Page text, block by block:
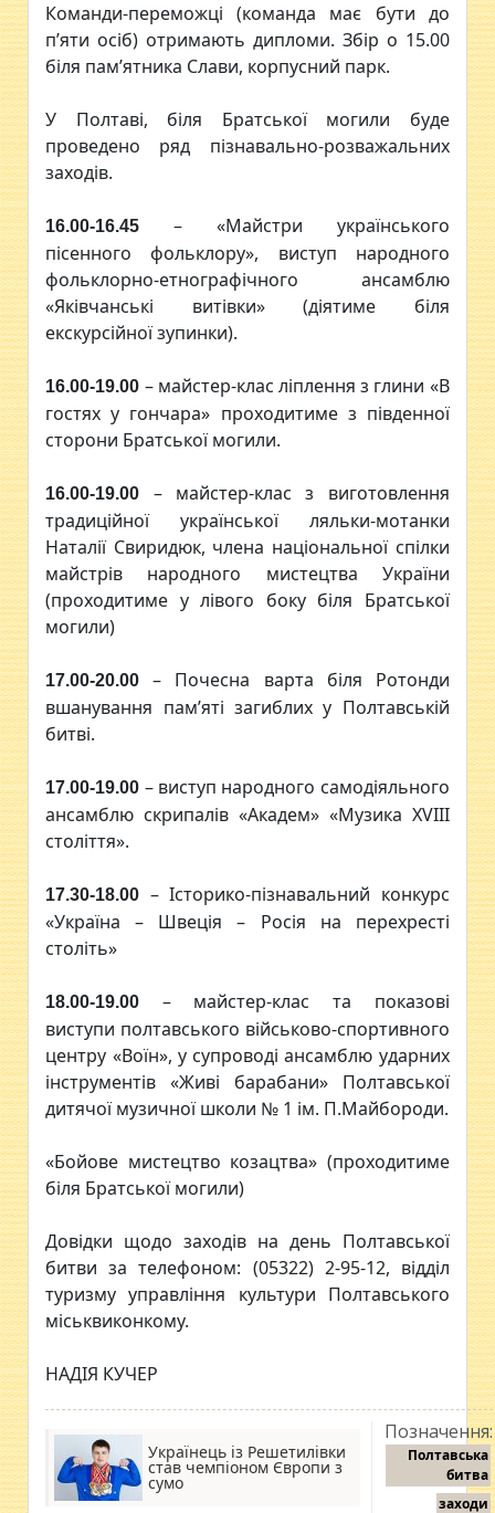
Команди-переможці (команда має бути до
п’яти осіб) отримають дипломи. Збір о 15.00
біля пам’ятника Слави, корпусний парк.
У Полтаві, біля Братської могили буде
проведено ряд пізнавально-розважальних
заходів.
16.00-16.45– «Майстри українського
пісенного фольклору», виступ народного
фольклорно-етнографічного ансамблю
«Яківчанські витівки» (діятиме біля
екскурсійної зупинки).
16.00-19.00 – майстер-клас ліплення з глини «В
гостях у гончара» проходитиме з південної
сторони Братської могили.
16.00-19.00
– майстер-клас з виготовлення
традиційної української ляльки-мотанки
Наталії Свиридюк, члена національної спілки
майстрів народного мистецтва України
(проходитиме у лівого боку біля Братської
могили)
17.00-20.00
– Почесна варта біля Ротонди
вшанування пам’яті загиблих у Полтавській
битві.
17.00-19.00 – виступ народного самодіяльного
ансамблю скрипалів «Академ» «Музика ХVІІІ
століття».
17.30-18.00 – Історико-пізнавальний конкурс
«Україна – Швеція – Росія на перехресті
століть»
18.00-19.00 – майстер-клас та показові
виступи полтавського військово-спортивного
центру «Воїн», у супроводі ансамблю ударних
інструментів «Живі барабани» Полтавської
дитячої музичної школи № 1 ім. П.Майбороди.
«Бойове мистецтво козацтва» (проходитиме
біля Братської могили)
Довідки щодо заходів на день Полтавської
битви за телефоном: (05322) 2-95-12, відділ
туризму управління культури Полтавського
міськвиконкому.
НАДІЯ КУЧЕР
Українець із Решетилівки
став чемпіоном Європи з
сумо
Позначення:
Полтавська
битва
заходи